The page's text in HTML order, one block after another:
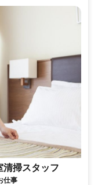
清掃スタッフ
仕事